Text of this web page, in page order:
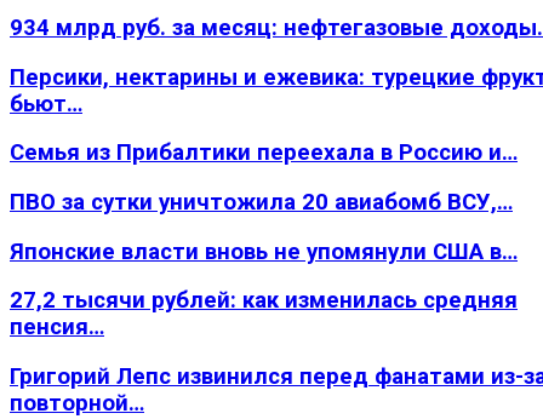
934 млрд руб. за месяц: нефтегазовые
Персики, нектарины и ежевика: турецкие
бьют…
Семья из Прибалтики переехала в Россию и…
ПВО за сутки уничтожила 20 авиабомб ВСУ,…
Японские власти вновь не упомянули США в…
27,2 тысячи рублей: как изменилась средняя
пенсия…
Григорий Лепс извинился перед фанатами из-
повторной…